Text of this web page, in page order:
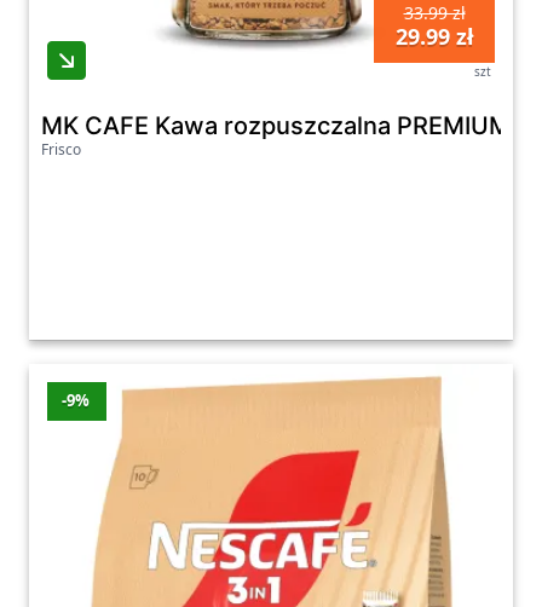
33.99 zł
29.99 zł
szt
MK CAFE Kawa rozpuszczalna PREMIUM
Frisco
-9%